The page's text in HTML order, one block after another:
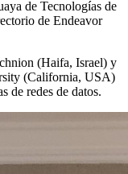
de Tecnologías de
de Endeavor
(Haifa, Israel) y
(California, USA)
de redes de datos.